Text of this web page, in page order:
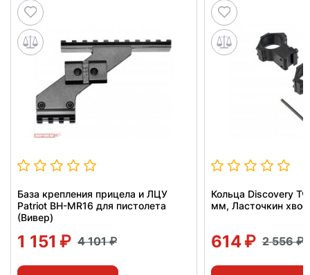
База крепления прицела и ЛЦУ
Patriot BH-MR16 для пистолета
(Вивер)
1 151 4 101
Кольца Discovery
мм, Ласточкин
614 2 556